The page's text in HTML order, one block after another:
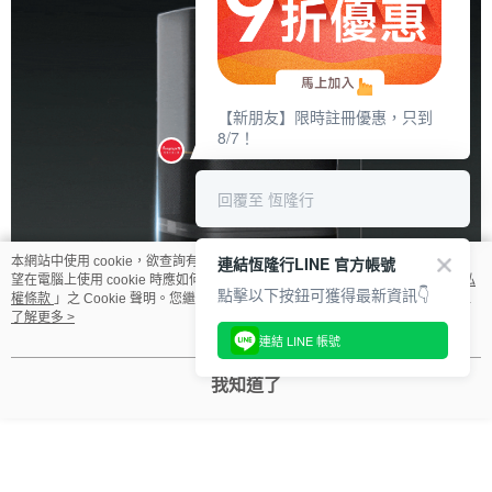
本網站中使用 cookie，欲查詢有關本網站使用 cookie 方式之詳情，及若您不希
望在電腦上使用 cookie 時應如何變更電腦的 cookie 設定，請參閱本網站「
隱私
權條款 」之 Cookie 聲明。您繼續使用本網站即表示您同意本公司得按本網站使
用條款之 Cookie 聲明使用 cookie。
了解更多 >
我知道了
【新朋友】限時註冊優惠，只到
8/7！
回覆至 恆隆行
連結恆隆行LINE 官方帳號
點擊以下按鈕可獲得最新資訊👇
連結 LINE 帳號